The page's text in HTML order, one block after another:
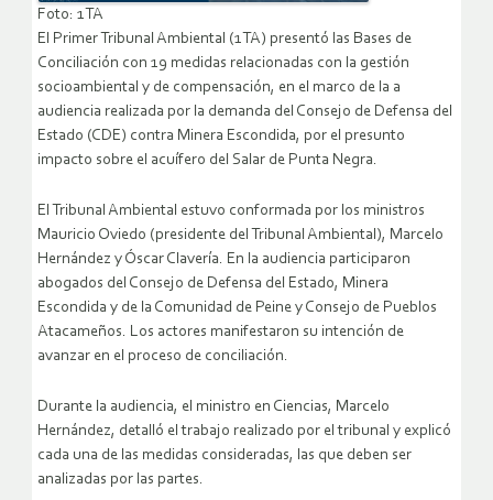
Foto: 1TA
El Primer Tribunal Ambiental (1TA) presentó las Bases de
Conciliación con 19 medidas relacionadas con la gestión
socioambiental y de compensación, en el marco de la a
audiencia realizada por la demanda del Consejo de Defensa del
Estado (CDE) contra Minera Escondida, por el presunto
impacto sobre el acuífero del Salar de Punta Negra.
El Tribunal Ambiental estuvo conformada por los ministros
Mauricio Oviedo (presidente del Tribunal Ambiental), Marcelo
Hernández y Óscar Clavería. En la audiencia participaron
abogados del Consejo de Defensa del Estado, Minera
Escondida y de la Comunidad de Peine y Consejo de Pueblos
Atacameños. Los actores manifestaron su intención de
avanzar en el proceso de conciliación.
Durante la audiencia, el ministro en Ciencias, Marcelo
Hernández, detalló el trabajo realizado por el tribunal y explicó
cada una de las medidas consideradas, las que deben ser
analizadas por las partes.